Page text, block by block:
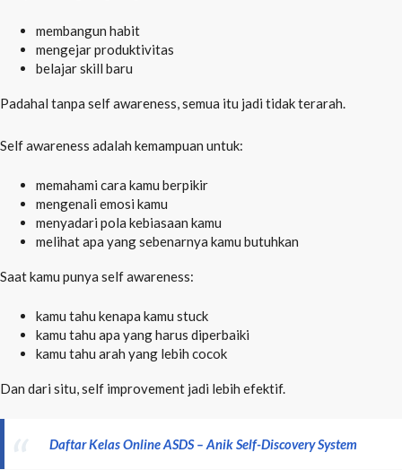
membangun habit
mengejar produktivitas
belajar skill baru
Padahal tanpa self awareness, semua itu jadi tidak terarah.
Self awareness adalah kemampuan untuk:
memahami cara kamu berpikir
mengenali emosi kamu
menyadari pola kebiasaan kamu
melihat apa yang sebenarnya kamu butuhkan
Saat kamu punya self awareness:
kamu tahu kenapa kamu stuck
kamu tahu apa yang harus diperbaiki
kamu tahu arah yang lebih cocok
Dan dari situ, self improvement jadi lebih efektif.
Daftar Kelas Online ASDS – Anik Self-DiscoverySystem